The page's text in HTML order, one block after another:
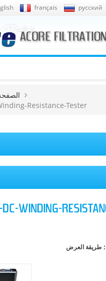
français русский
Resistance-Tester
WINDING-
طريقة العرض :